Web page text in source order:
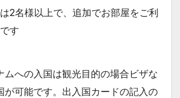
2名様以上で、追加でお部屋をご利
す
ムへの入国は観光目的の場合ビザな
が可能です。出入国カードの記入の